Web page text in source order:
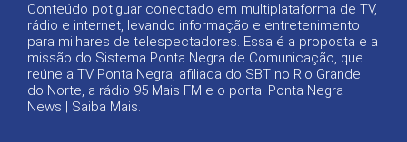
Conteúdo potiguar conectado em multiplataforma de TV,
rádio e internet, levando informação e entretenimento
para milhares de telespectadores. Essa é a proposta e a
missão do Sistema Ponta Negra de Comunicação, que
reúne a TV Ponta Negra, afiliada do SBT no Rio Grande
do Norte, a rádio 95 Mais FM e o portal Ponta Negra
News | Saiba Mais.